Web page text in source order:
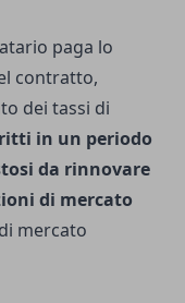
paga lo
contratto,
dei tassi di
in un periodo
da rinnovare
di mercato
mercato